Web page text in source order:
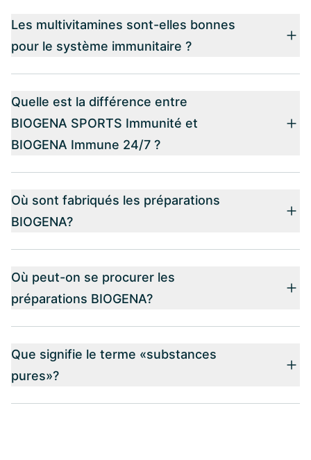
Les multivitamines sont-elles bonnes
pour le système immunitaire ?
Quelle est la différence entre
BIOGENA SPORTS Immunité et
BIOGENA Immune 24/7 ?
Où sont fabriqués les préparations
BIOGENA?
Où peut-on se procurer les
préparations BIOGENA?
Que signifie le terme «substances
pures»?